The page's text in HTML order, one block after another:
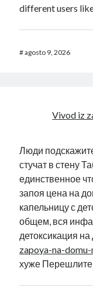
different users
#agosto 9, 2026
Vivod iz
Люди
стучат в стену
единственное
запоя цена на
капельницу с
общем, вся инфа
детоксикация
zapoya-na-
хуже Перешлите